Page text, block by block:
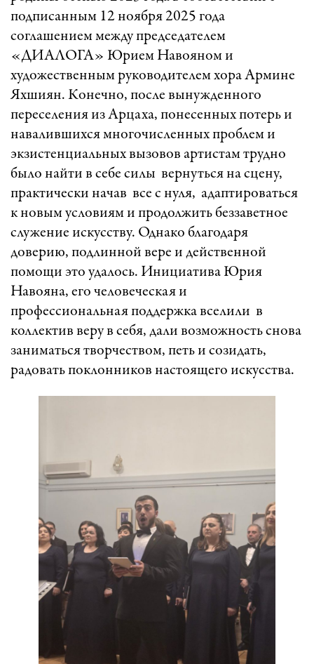
подписанным 12 ноября 2025 года
соглашением между председателем
«ДИАЛОГА» Юрием Навояном и
художественным руководителем хора Армине
Яхшиян. Конечно, после вынужденного
переселения из Арцаха, понесенных потерь и
навалившихся многочисленных проблем и
экзистенциальных вызовов артистам трудно
было найти в себе силы вернуться на сцену,
практически начав все с нуля, адаптироваться
к новым условиям и продолжить беззаветное
служение искусству. Однако благодаря
доверию, подлинной вере и действенной
помощи это удалось. Инициатива Юрия
Навояна, его человеческая и
профессиональная поддержка вселили в
коллектив веру в себя, дали возможность снова
заниматься творчеством, петь и созидать,
радовать поклонников настоящего искусства.